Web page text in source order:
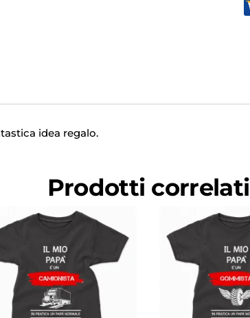
idea regalo.
Prodotti correlati